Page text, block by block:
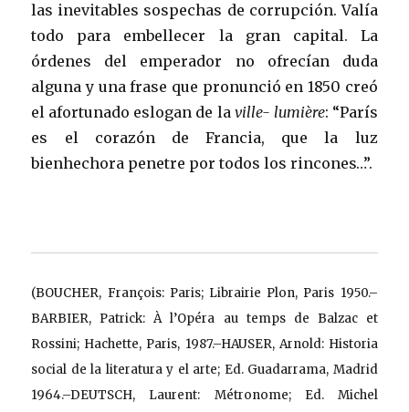
las inevitables sospechas de corrupción. Valía
todo para embellecer la gran capital. La
órdenes del emperador no ofrecían duda
alguna y una frase que pronunció en 1850 creó
el afortunado eslogan de laville- lumière: “París
es el corazón de Francia, que la luz
bienhechora penetre por todos los rincones…”.
(BOUCHER, François: Paris; Librairie Plon, Paris 1950.–
BARBIER, Patrick: À l’Opéra au temps de Balzac et
Rossini; Hachette, Paris, 1987.–HAUSER, Arnold: Historia
social de la literatura y el arte; Ed. Guadarrama, Madrid
1964.–DEUTSCH, Laurent: Métronome; Ed. Michel